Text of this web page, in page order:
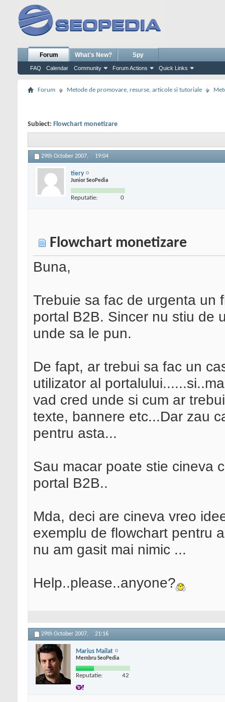
Forum
FAQ Calendar Community Forum Actions Quick Links
What's New? Spy
Forum Metode de promovare, resurse, articole si tutoriale
Subiect: Flowchart monetizare
29th October 2007, 19:04
tiery
Junior SeoPedia
Reputatie: 0
Flowchart monetizare
Buna,
Trebuie sa fac de urgenta un
portal B2B. Sincer nu stiu de
unde sa le pun.
De fapt, ar trebui sa fac un
utilizator al
vad cred unde si cum ar
texte, bannere etc...Dar zau
pentru asta...
Sau macar poate stie cineva
portal B2B..
Mda, deci are cineva vreo
exemplu de flowchart pentru
nu am gasit mai nimic ...
Help..please..anyone?
29th October 2007, 21:16
Marius Mailat
Membru SeoPedia
Reputatie: 42